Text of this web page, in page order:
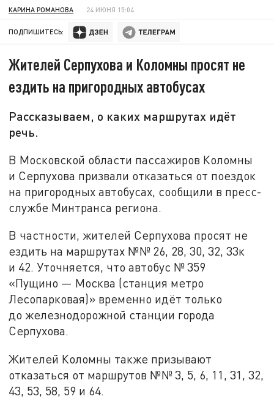
КАРИНА РОМАНОВА 24 ИЮНЯ 15:04
ПОДПИШИТЕСЬ:
Жителей Серпухова и Коломны просят не
ездить на пригородных автобусах
Рассказываем, о каких маршрутах идёт
речь.
В Московской области пассажиров Коломны
и Серпухова призвали отказаться от поездок
на пригородных автобусах, сообщили в пресс-
службе Минтранса региона.
В частности, жителей Серпухова просят не
ездить на маршрутах №№ 26, 28, 30, 32, 33к
и 42. Уточняется, что автобус № 359
«Пущино — Москва (станция метро
Лесопарковая)» временно идёт только
до железнодорожной станции города
Серпухова.
Жителей Коломны также призывают
отказаться от маршрутов №№ 3, 5, 6, 11, 31, 32,
43, 53, 58, 59 и 64.